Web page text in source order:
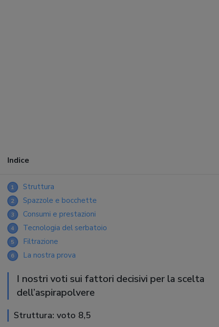
Indice
1 Struttura
2 Spazzole e bocchette
3 Consumi e prestazioni
4 Tecnologia del serbatoio
5 Filtrazione
6 La nostra prova
I nostri voti sui fattori decisivi per la scelta
dell’aspirapolvere
Struttura: voto 8,5